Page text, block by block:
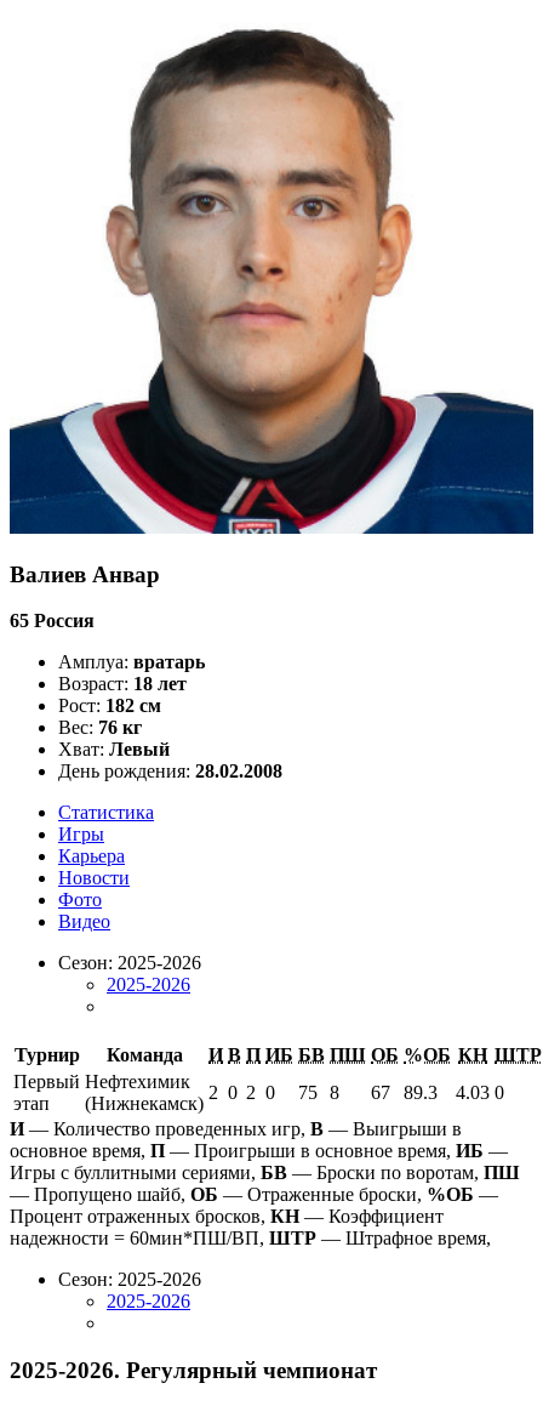
Валиев Анвар
65 Россия
Амплуа: вратарь
Возраст: 18 лет
Рост: 182 см
Вес: 76 кг
Хват: Левый
День рождения: 28.02.2008
Статистика
Игры
Карьера
Новости
Фото
Видео
Сезон: 2025-2026
2025-2026
Турнир Команда И В П ИБ БВ ПШ ОБ %ОБ КН ШТР
Первый
этап
Нефтехимик
(Нижнекамск)
2 0 2 0 75 8 67 89.3 4.03 0
И— Количество проведенных игр, В — Выигрыши в
основное время, П — Проигрыши в основное время, ИБ —
Игры с буллитными сериями, БВ — Броски по воротам, ПШ
— Пропущено шайб, ОБ — Отраженные броски, %ОБ —
Процент отраженных бросков, КН— Коэффициент
надежности = 60мин*ПШ/ВП, ШТР — Штрафное время,
Сезон: 2025-2026
2025-2026
2025-2026. Регулярный чемпионат